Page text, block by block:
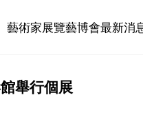
藝術家展覽藝博會最新消
舉行個展